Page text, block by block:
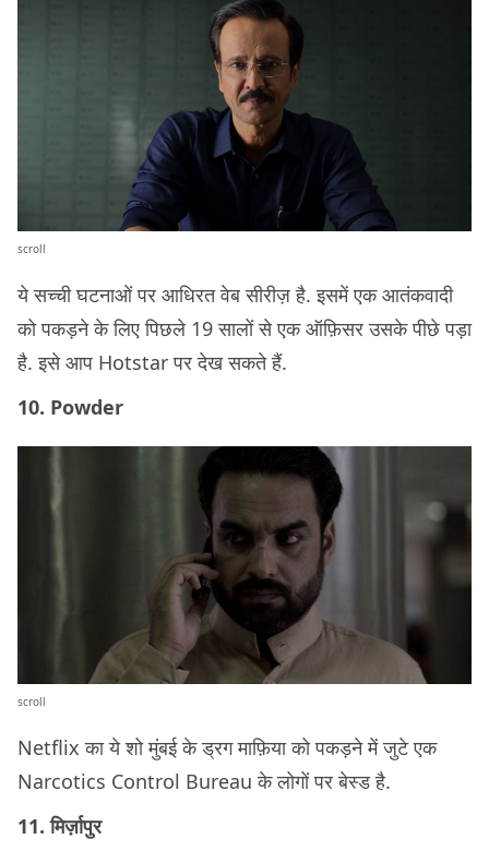
scroll
ये सच्ची घटनाओं पर आधिरत वेब सीरीज़ है. इसमें एक आतंकवादी
को पकड़ने के लिए पिछले 19 सालों से एक ऑफ़िसर उसके पीछे पड़ा
है. इसे आप Hotstar पर देख सकते हैं.
10. Powder
scroll
Netflix का ये शो मुंबई के ड्रग माफ़िया को पकड़ने में जुटे एक
Narcotics Control Bureau के लोगों पर बेस्ड है.
11. मिर्ज़ापुर